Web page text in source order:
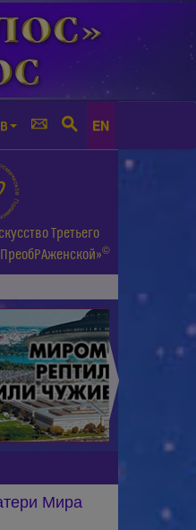
EN
Третьего
©
►
Мира